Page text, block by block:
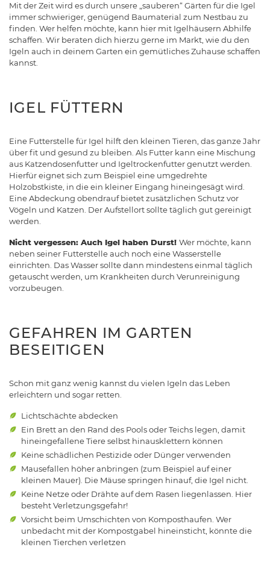
Mit der Zeit wird es durch unsere „sauberen“ Gärten für die Igel
immer schwieriger, genügend Baumaterial zum Nestbau zu
finden. Wer helfen möchte, kann hier mit Igelhäusern Abhilfe
schaffen. Wir beraten dich hierzu gerne im Markt, wie du den
Igeln auch in deinem Garten ein gemütliches Zuhause schaffen
kannst.
IGEL FÜTTERN
Eine Futterstelle für Igel hilft den kleinen Tieren, das ganze Jahr
über fit und gesund zu bleiben. Als Futter kann eine Mischung
aus Katzendosenfutter und Igeltrockenfutter genutzt werden.
Hierfür eignet sich zum Beispiel eine umgedrehte
Holzobstkiste, in die ein kleiner Eingang hineingesägt wird.
Eine Abdeckung obendrauf bietet zusätzlichen Schutz vor
Vögeln und Katzen. Der Aufstellort sollte täglich gut gereinigt
werden.
Nicht vergessen: Auch Igel haben Durst! Wer möchte, kann
neben seiner Futterstelle auch noch eine Wasserstelle
einrichten. Das Wasser sollte dann mindestens einmal täglich
getauscht werden, um Krankheiten durch Verunreinigung
vorzubeugen.
GEFAHREN IM GARTEN
BESEITIGEN
Schon mit ganz wenig kannst du vielen Igeln das Leben
erleichtern und sogar retten.
Lichtschächte abdecken
Ein Brett an den Rand des Pools oder Teichs legen, damit
hineingefallene Tiere selbst hinausklettern können
Keine schädlichen Pestizide oder Dünger verwenden
Mausefallen höher anbringen (zum Beispiel auf einer
kleinen Mauer). Die Mäuse springen hinauf, die Igel nicht.
Keine Netze oder Drähte auf dem Rasen liegenlassen. Hier
besteht Verletzungsgefahr!
Vorsicht beim Umschichten von Komposthaufen. Wer
unbedacht mit der Kompostgabel hineinsticht, könnte die
kleinen Tierchen verletzen